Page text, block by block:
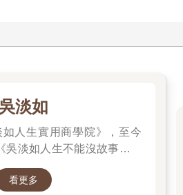
淡如
如人生實用商學院》，至今
淡如人生不能沒故事》也
與人性選擇，讓看似遙遠的
看更多